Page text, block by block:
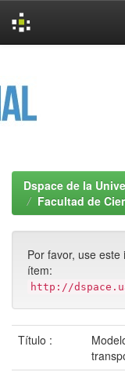
Dspace de la
Facultad de
Por favor, use
ítem:
http://
Título :